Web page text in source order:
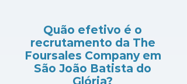
Quão efetivo é o
recrutamento da The
Foursales Company em
São João Batista do